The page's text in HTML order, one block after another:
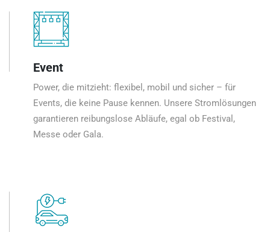
Event
Power, die mitzieht: flexibel, mobil und sicher – für
Events, die keine Pause kennen. Unsere Stromlösungen
garantieren reibungslose Abläufe, egal ob Festival,
Messe oder Gala.